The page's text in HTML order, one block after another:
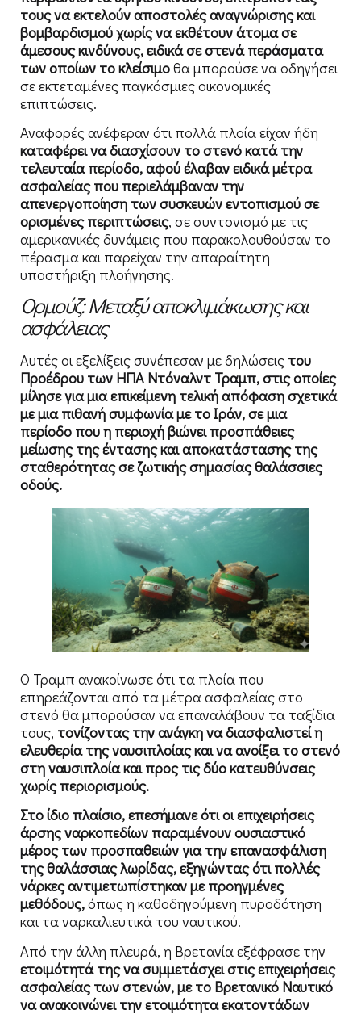
τους να εκτελούν αποστολές αναγνώρισης και
βομβαρδισμού χωρίς να εκθέτουν άτομα σε
άμεσους κινδύνους, ειδικά σε στενά περάσματα
των οποίων το κλείσιμοθα μπορούσε να οδηγήσει
σε εκτεταμένες παγκόσμιες οικονομικές
επιπτώσεις.
Αναφορές ανέφεραν ότι πολλά πλοία είχαν ήδη
καταφέρει να διασχίσουν το στενό κατά την
τελευταία περίοδο, αφού έλαβαν ειδικά μέτρα
ασφαλείας που περιελάμβαναν την
απενεργοποίηση των συσκευών εντοπισμού σε
ορισμένες περιπτώσεις, σε συντονισμό με τις
αμερικανικές δυνάμεις που παρακολουθούσαν το
πέρασμα και παρείχαν την απαραίτητη
υποστήριξη πλοήγησης.
Ορμούζ: Μεταξύ αποκλιμάκωσης και
ασφάλειας
Αυτές οι εξελίξεις συνέπεσαν με δηλώσεις του
Προέδρου των ΗΠΑ Ντόναλντ Τραμπ, στις οποίες
μίλησε για μια επικείμενη τελική απόφαση σχετικά
με μια πιθανή συμφωνία με το Ιράν, σε μια
περίοδο που η περιοχή βιώνει προσπάθειες
μείωσης της έντασης και αποκατάστασης της
σταθερότητας σε ζωτικής σημασίας θαλάσσιες
οδούς.
Ο Τραμπ ανακοίνωσε ότι τα πλοία που
επηρεάζονται από τα μέτρα ασφαλείας στο
στενό θα μπορούσαν να επαναλάβουν τα ταξίδια
τους, τονίζοντας την ανάγκη να διασφαλιστεί η
ελευθερία της ναυσιπλοίας και να ανοίξει το στενό
στη ναυσιπλοία και προς τις δύο κατευθύνσεις
χωρίς περιορισμούς.
Στο ίδιο πλαίσιο, επεσήμανε ότι οι επιχειρήσεις
άρσης ναρκοπεδίων παραμένουν ουσιαστικό
μέρος των προσπαθειών για την επανασφάλιση
της θαλάσσιας λωρίδας, εξηγώντας ότι πολλές
νάρκες αντιμετωπίστηκαν με προηγμένες
μεθόδους,όπως η καθοδηγούμενη πυροδότηση
και τα ναρκαλιευτικά του ναυτικού.
Από την άλλη πλευρά, η Βρετανία εξέφρασε την
ετοιμότητά της να συμμετάσχει στις επιχειρήσεις
ασφαλείας των στενών, με το Βρετανικό Ναυτικό
να ανακοινώνει την ετοιμότητα εκατοντάδων